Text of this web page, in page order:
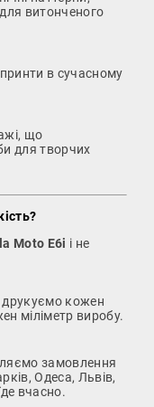
витонченого
принти в сучасному
що
для творчих
Moto E6i і не
друкуємо кожен
міліметр виробу.
замовлення
Одеса, Львів,
вчасно.